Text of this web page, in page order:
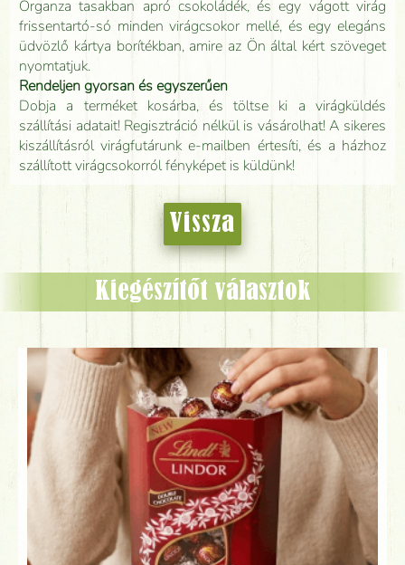
Organza tasakban apró csokoládék, és egy vágott virág
frissentartó-só minden virágcsokor mellé, és egy elegáns
üdvözlő kártya borítékban, amire az Ön által kért szöveget
nyomtatjuk.
Rendeljen gyorsan és egyszerűen
Dobja a terméket kosárba, és töltse ki a virágküldés
szállítási adatait! Regisztráció nélkül is vásárolhat! A sikeres
kiszállításról virágfutárunk e-mailben értesíti, és a házhoz
szállított virágcsokorról fényképet is küldünk!
Vissza
Kiegészítőt választok